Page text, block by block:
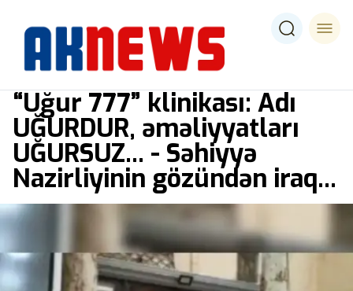
“Uğur 777” klinikası: Adı
UĞURDUR, əməliyyatları
UĞURSUZ... - Səhiyyə
Nazirliyinin gözündən iraq...